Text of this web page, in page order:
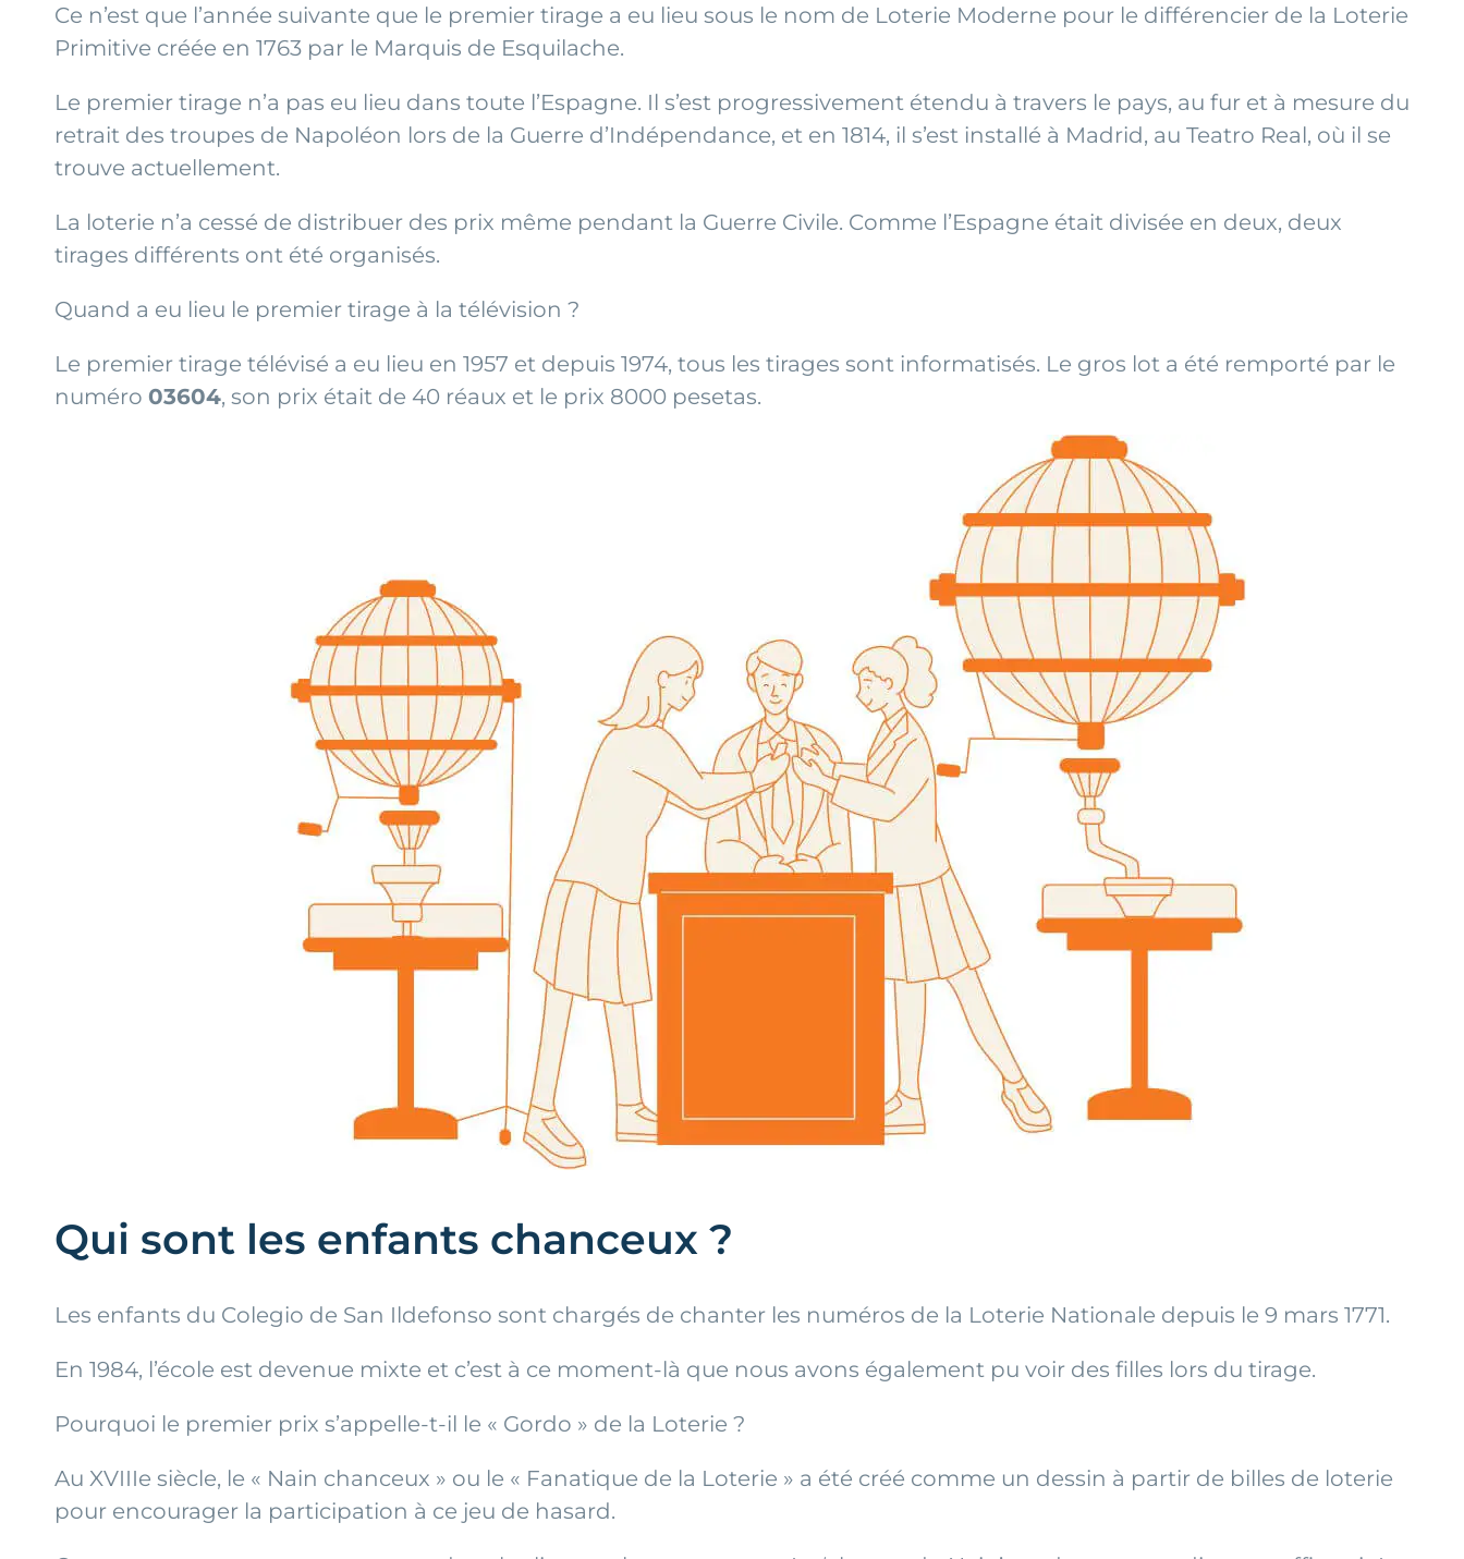
Ce n’est que l’année suivante que le premier tirage a eu lieu sous le nom de Loterie Moderne pour le différencier de la Loterie
Primitive créée en 1763 par le Marquis de Esquilache.
Le premier tirage n’a pas eu lieu dans toute l’Espagne. Il s’est progressivement étendu à travers le pays, au fur et à mesure du
retrait des troupes de Napoléon lors de la Guerre d’Indépendance, et en 1814, il s’est installé à Madrid, au Teatro Real, où il se
trouve actuellement.
La loterie n’a cessé de distribuer des prix même pendant la Guerre Civile. Comme l’Espagne était divisée en deux, deux
tirages différents ont été organisés.
Quand a eu lieu le premier tirage à la télévision ?
Le premier tirage télévisé a eu lieu en 1957 et depuis 1974, tous les tirages sont informatisés. Le gros lot a été remporté par le
numéro 03604, son prix était de 40 réaux et le prix 8000 pesetas.
Qui sont les enfants chanceux ?
Les enfants du Colegio de San Ildefonso sont chargés de chanter les numéros de la Loterie Nationale depuis le 9 mars 1771.
En 1984, l’école est devenue mixte et c’est à ce moment-là que nous avons également pu voir des filles lors du tirage.
Pourquoi le premier prix s’appelle-t-il le « Gordo » de la Loterie ?
Au XVIIIe siècle, le « Nain chanceux » ou le « Fanatique de la Loterie » a été créé comme un dessin à partir de billes de loterie
pour encourager la participation à ce jeu de hasard.